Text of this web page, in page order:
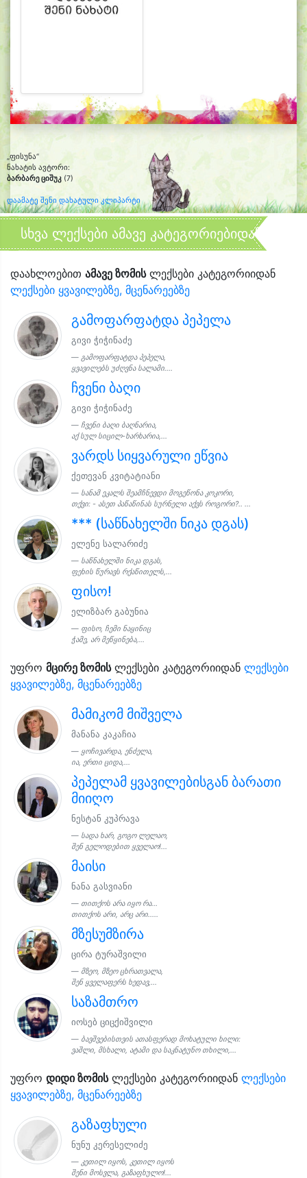
„ფისუნა“
ნახატის ავტორი:
ბარბარე ციშუკ (7)
დაამატე შენი დახატული კლიპარტი
სხვა ლექსები ამავე კატეგორიებიდან
დაახლოებით ამავე ზომისლექსები კატეგორიიდან
ლექსები ყვავილებზე, მცენარეებზე
გამოფარფატდა პეპელა
გივი ჭიჭინაძე
გამოფარფატდა პეპელა,
ყვავილებს უძღვნა სალამი....
ჩვენი ბაღი
გივი ჭიჭინაძე
ჩვენი ბაღი ბაღნარია,
აქ სულ სიცილ-ხარხარია,...
ვარდს სიყვარული ეწვია
ქეთევან კვიტატიანი
სანამ ეკალს შეამჩნევდი მოგეწონა კოკორი,
თქვი: - ასეთ პაწაწინას სურნელი აქვს როგორი?.. ...
*** (საწნახელში ნიკა დგას)
ელენე სალარიძე
საწნახელში ნიკა დგას,
ფეხის წურავს რქაწითელს,...
ფისო!
ელიზბარ გაბუნია
ფისო, ჩემი ნაყინიც
ჭამე, არ მეწყინება,...
უფრო მცირე ზომისლექსები კატეგორიიდან ლექსები
ყვავილებზე, მცენარეებზე
მამიკომ მიშველა
მანანა კაკაჩია
ყოჩივარდა, ენძელა,
ია, ერთი ციდა,...
პეპელამ ყვავილებისგან ბარათი
მიიღო
ნესტან კუპრავა
სადა ხარ, გოგო ლელაო,
შენ გელოდებით ყველაო!...
მაისი
ნანა გასვიანი
თითქოს არა იყო რა...
თითქოს არი, არც არი.....
მზესუმზირა
ცირა ტურაშვილი
მზეო, მზეო ცხრათვალა,
შენ ყველაფერს ხედავ,...
საზამთრო
იოსებ ციცქიშვილი
ბავშვებისთვის ათასფერად მოხატული ხილი:
ვაშლი, მსხალი, ატამი და საკნატუნო თხილი,...
უფრო დიდი ზომისლექსები კატეგორიიდან ლექსები
ყვავილებზე, მცენარეებზე
გაზაფხული
ნუნუ კერესელიძე
კეთილ იყოს, კეთილ იყოს
შენი მოსვლა, გაზაფხულო!...